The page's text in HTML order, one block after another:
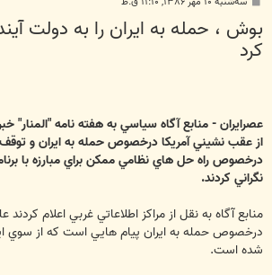
ت
بوش ، حمله به ایران را به دولت
کرد
عصرایران - منابع آگاه سياسي به هفته نامه "المنار"
از عقب نشيني آمريكا درخصوص حمله به ايران و توقف
درخصوص راه حل هاي نظامي ممكن براي مبارزه با
نگراني كردند.
منابع آگاه به نقل از مراكز اطلاعاتي غربي اعلام
درخصوص حمله به ايران پيام هايي است كه از سوي
شده است.